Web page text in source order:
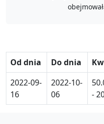
Od dnia Do dnia
2022-09-
16
2022-10-
06
-